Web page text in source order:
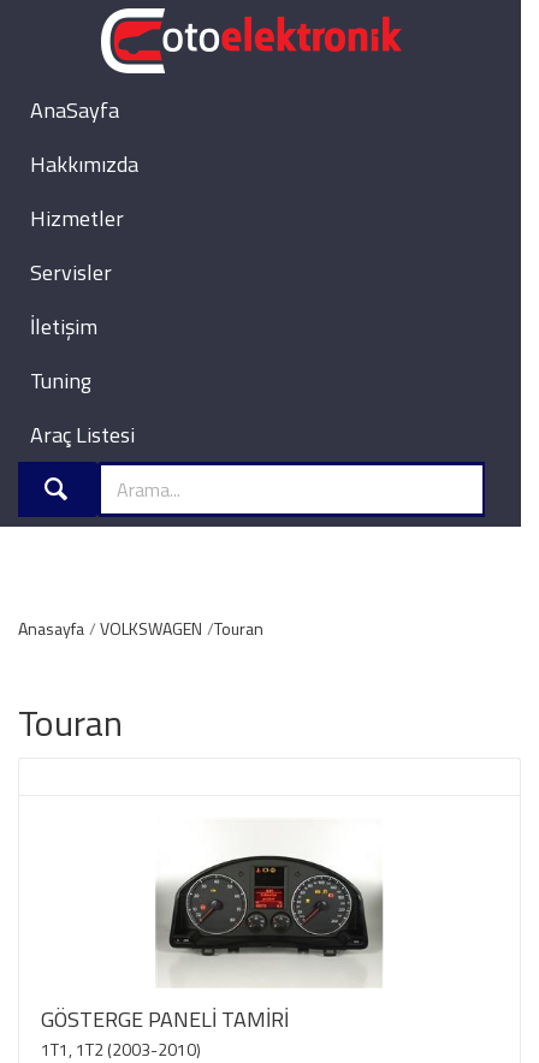
AnaSayfa
Hakkımızda
Hizmetler
Servisler
İletişim
Tuning
Araç Listesi
Anasayfa VOLKSWAGEN Touran
Touran
GÖSTERGE PANELİ TAMİRİ
1T1, 1T2 (2003-2010)